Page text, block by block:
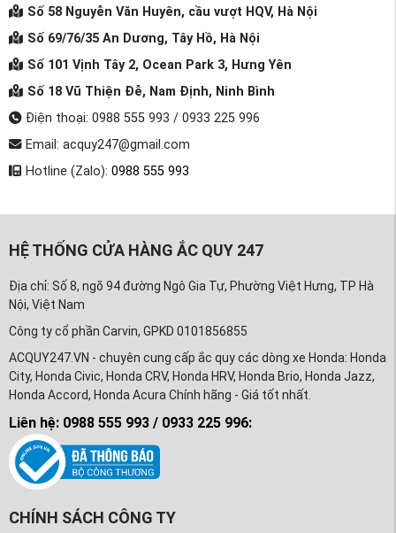
Số 58 Nguyễn Văn Huyên, cầu vượt HQV, Hà Nội
Số 69/76/35 An Dương, Tây Hồ, Hà Nội
Số 101 Vịnh Tây 2, Ocean Park 3, Hưng Yên
Số 18 Vũ Thiện Đễ, Nam Định, Ninh Bình
Điện thoại: 0988 555 993 / 0933 225 996
Email: acquy247@gmail.com
Hotline (Zalo): 0988 555 993
HỆ THỐNG CỬA HÀNG ẮC QUY 247
Địa chỉ: Số 8, ngõ 94 đường Ngô Gia Tự, Phường Việt Hưng, TP Hà
Nội, Việt Nam
Công ty cổ phần Carvin, GPKD 0101856855
ACQUY247.VN - chuyên cung cấp ắc quy các dòng xe Honda: Honda
City, Honda Civic, Honda CRV, Honda HRV, Honda Brio, Honda Jazz,
Honda Accord, Honda Acura Chính hãng - Giá tốt nhất.
Liên hệ: 0988 555 993 / 0933 225 996:
CHÍNH SÁCH CÔNG TY